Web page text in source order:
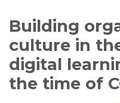
Building
culture in
digital
the time of